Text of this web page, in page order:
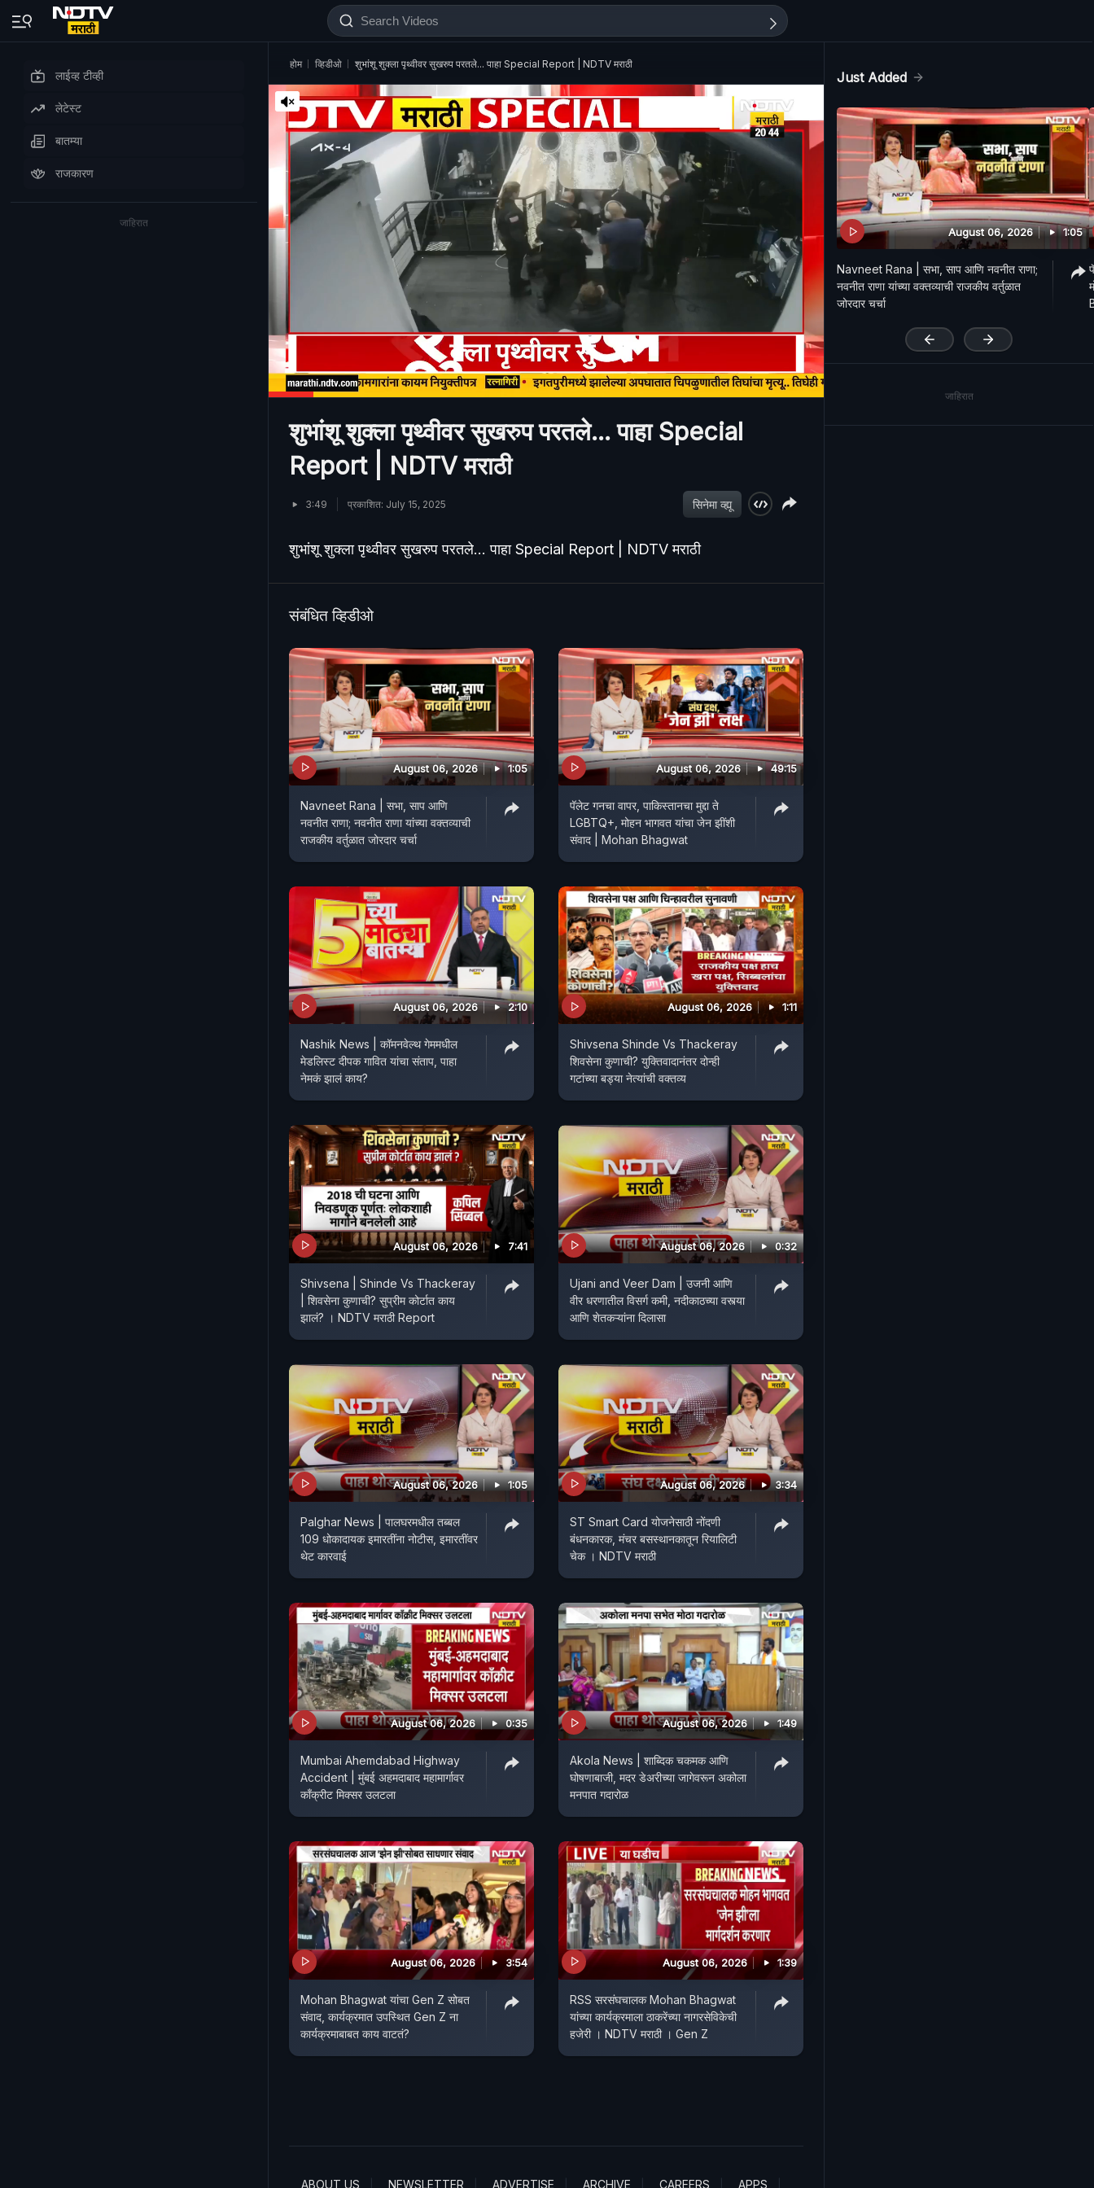
लाईव्ह टीव्ही
लेटेस्ट
बातम्या
राजकारण
जाहिरात
होम व्हिडीओ शुभांशू शुक्ला पृथ्वीवर सुखरुप परतले... पाहा Special Report | NDTV मराठी
शुभांशू शुक्ला पृथ्वीवर सुखरुप परतले... पाहा Special
Report | NDTV मराठी
3:49 प्रकाशित: July 15, 2025 सिनेमा व्ह्यू
शुभांशू शुक्ला पृथ्वीवर सुखरुप परतले... पाहा Special Report | NDTV मराठी
संबंधित व्हिडीओ
August 06, 2026 1:05
Navneet Rana | सभा, साप आणि
नवनीत राणा; नवनीत राणा यांच्या वक्तव्याची
राजकीय वर्तुळात जोरदार चर्चा
August 06, 2026 49:15
पॅलेट गनचा वापर, पाकिस्तानचा मुद्दा ते
LGBTQ+, मोहन भागवत यांचा जेन झींशी
संवाद | Mohan Bhagwat
August 06, 2026 2:10
Nashik News | कॉमनवेल्थ गेममधील
मेडलिस्ट दीपक गावित यांचा संताप, पाहा
नेमकं झालं काय?
August 06, 2026 1:11
Shivsena Shinde Vs Thackeray
शिवसेना कुणाची? युक्तिवादानंतर दोन्ही
गटांच्या बड्या नेत्यांची वक्तव्य
August 06, 2026 7:41
Shivsena | Shinde Vs Thackeray
| शिवसेना कुणाची? सुप्रीम कोर्टात काय
झालं? । NDTV मराठी Report
August 06, 2026 0:32
Ujani and Veer Dam | उजनी आणि
वीर धरणातील विसर्ग कमी, नदीकाठच्या वस्त्या
आणि शेतकऱ्यांना दिलासा
August 06, 2026 1:05
Palghar News | पालघरमधील तब्बल
109 धोकादायक इमारतींना नोटीस, इमारतींवर
थेट कारवाई
August 06, 2026 3:34
ST Smart Card योजनेसाठी नोंदणी
बंधनकारक, मंचर बसस्थानकातून रियालिटी
चेक । NDTV मराठी
August 06, 2026 0:35
Mumbai Ahemdabad Highway
Accident | मुंबई अहमदाबाद महामार्गावर
काँक्रीट मिक्सर उलटला
August 06, 2026 1:49
Akola News | शाब्दिक चकमक आणि
घोषणाबाजी, मदर डेअरीच्या जागेवरून अकोला
मनपात गदारोळ
August 06, 2026 3:54
Mohan Bhagwat यांचा Gen Z सोबत
संवाद, कार्यक्रमात उपस्थित Gen Z ना
कार्यक्रमाबाबत काय वाटतं?
August 06, 2026 1:39
RSS सरसंघचालक Mohan Bhagwat
यांच्या कार्यक्रमाला ठाकरेंच्या नागरसेविकेची
हजेरी । NDTV मराठी । Gen Z
ABOUT US NEWSLETTER ADVERTISE ARCHIVE CAREERS APPS
Just Added
August 06, 2026 1:05
Navneet Rana | सभा, साप आणि नवनीत राणा;
नवनीत राणा यांच्या वक्तव्याची राजकीय वर्तुळात
जोरदार चर्चा
जाहिरात